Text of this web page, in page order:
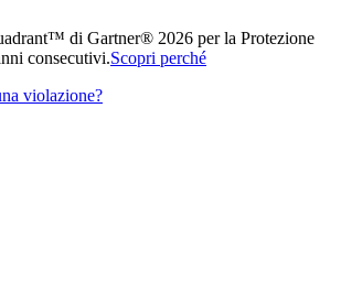
di Gartner® 2026 per la Protezione
consecutivi.Scopri perché
violazione?